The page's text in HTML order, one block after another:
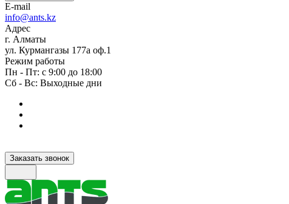
E-mail
info@ants.kz
Адрес
г. Алматы
ул. Курмангазы 177а оф.1
Режим работы
Пн - Пт: с 9:00 до 18:00
Сб - Вс: Выходные дни
Заказать звонок